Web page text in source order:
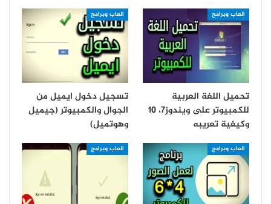
العاب وبرامج
تحميل اللغة العربية
للكمبيوتر على ويندوز7، 10
وكيفية تعريبه
العاب وبرامج
تسجيل دخول ايميل من
الجوال والكمبيوتر (جيميل
وهوتميل)
العاب وبرامج العاب وبرامج